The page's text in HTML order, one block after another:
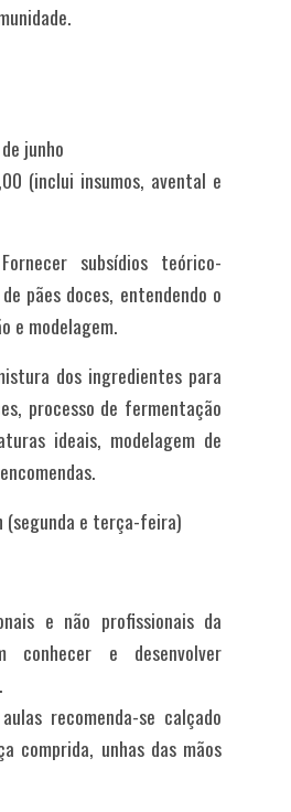
junho
(inclui insumos, avental e
Fornecer subsídios teórico-
pães doces, entendendo o
e modelagem.
dos ingredientes para
processo de fermentação
ideais, modelagem de
(segunda e terça-feira)
e não profissionais da
conhecer e desenvolver
recomenda-se calçado
comprida, unhas das mãos